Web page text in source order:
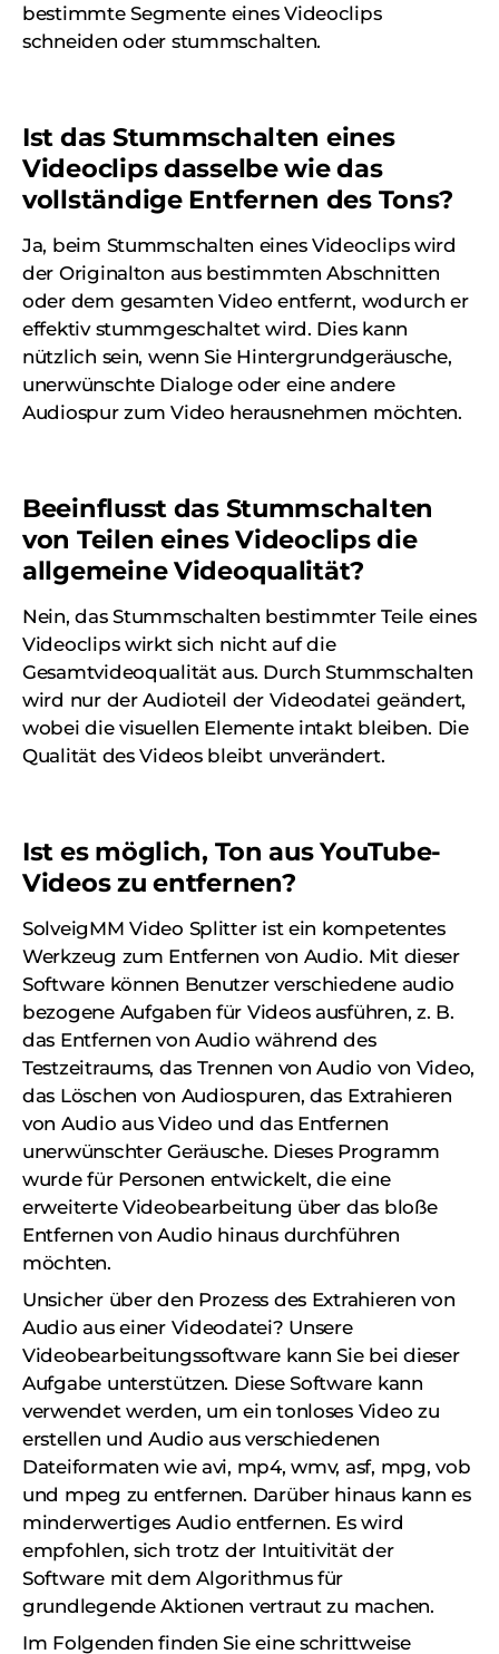
bestimmte Segmente eines Videoclips
schneiden oder stummschalten.
Ist das Stummschalten eines
Videoclips dasselbe wie das
vollständige Entfernen des Tons?
Ja, beim Stummschalten eines Videoclips wird
der Originalton aus bestimmten Abschnitten
oder dem gesamten Video entfernt, wodurch er
effektiv stummgeschaltet wird. Dies kann
nützlich sein, wenn Sie Hintergrundgeräusche,
unerwünschte Dialoge oder eine andere
Audiospur zum Video herausnehmen möchten.
Beeinflusst das Stummschalten
von Teilen eines Videoclips die
allgemeine Videoqualität?
Nein, das Stummschalten bestimmter Teile eines
Videoclips wirkt sich nicht auf die
Gesamtvideoqualität aus. Durch Stummschalten
wird nur der Audioteil der Videodatei geändert,
wobei die visuellen Elemente intakt bleiben. Die
Qualität des Videos bleibt unverändert.
Ist es möglich, Ton aus YouTube-
Videos zu entfernen?
SolveigMM Video Splitter ist ein kompetentes
Werkzeug zum Entfernen von Audio. Mit dieser
Software können Benutzer verschiedene audio
bezogene Aufgaben für Videos ausführen, z. B.
das Entfernen von Audio während des
Testzeitraums, das Trennen von Audio von Video,
das Löschen von Audiospuren, das Extrahieren
von Audio aus Video und das Entfernen
unerwünschter Geräusche. Dieses Programm
wurde für Personen entwickelt, die eine
erweiterte Videobearbeitung über das bloße
Entfernen von Audio hinaus durchführen
möchten.
Unsicher über den Prozess des Extrahieren von
Audio aus einer Videodatei? Unsere
Videobearbeitungssoftware kann Sie bei dieser
Aufgabe unterstützen. Diese Software kann
verwendet werden, um ein tonloses Video zu
erstellen und Audio aus verschiedenen
Dateiformaten wie avi, mp4, wmv, asf, mpg, vob
und mpeg zu entfernen. Darüber hinaus kann es
minderwertiges Audio entfernen. Es wird
empfohlen, sich trotz der Intuitivität der
Software mit dem Algorithmus für
grundlegende Aktionen vertraut zu machen.
Im Folgenden finden Sie eine schrittweise